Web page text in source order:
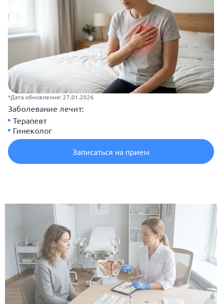
*Дата обновления: 27.01.2026
Заболевание лечит:
Терапевт
Гинеколог
Записаться на прием